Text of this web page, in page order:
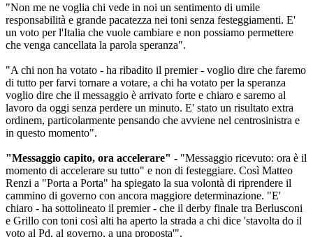
"Non me ne voglia chi vede in noi un sentimento di umile
responsabilità e grande pacatezza nei toni senza festeggiamenti. E'
un voto per l'Italia che vuole cambiare e non possiamo permettere
che venga cancellata la parola speranza".
"A chi non ha votato - ha ribadito il premier - voglio dire che faremo
di tutto per farvi tornare a votare, a chi ha votato per la speranza
voglio dire che il messaggio è arrivato forte e chiaro e saremo al
lavoro da oggi senza perdere un minuto. E' stato un risultato extra
ordinem, particolarmente pensando che avviene nel centrosinistra e
in questo momento".
"Messaggio capito, ora accelerare" - "Messaggio ricevuto: ora è il
momento di accelerare su tutto" e non di festeggiare. Così Matteo
Renzi a "Porta a Porta" ha spiegato la sua volontà di riprendere il
cammino di governo con ancora maggiore determinazione. "E'
chiaro - ha sottolineato il premier - che il derby finale tra Berlusconi
e Grillo con toni così alti ha aperto la strada a chi dice 'stavolta do il
voto al Pd, al governo, a una proposta'".